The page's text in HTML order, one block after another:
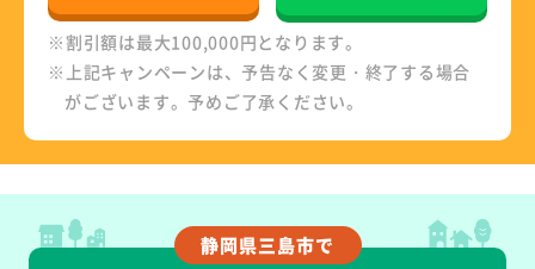
※割引額は最大100,000円となります。
※上記キャンペーンは、予告なく変更・終了する場合
がございます。予めご了承ください。
静岡県三島市で